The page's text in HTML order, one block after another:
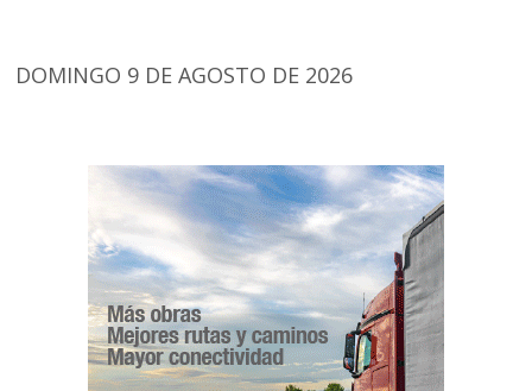
DOMINGO 9 DE AGOSTO DE 2026